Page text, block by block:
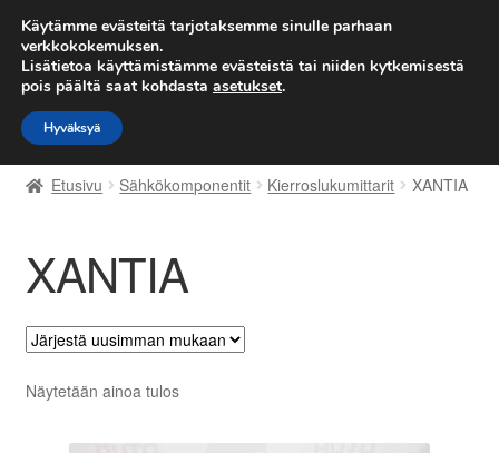
TOIMITUS alkaen 7 EUR
Siirry
navigointiin
Siirry
sisältöön
Etusivu
Kärry
Käyttöehdot
Kuljetus
Maailmanlaajuinen toimitus
Maksut
Etusivu Sähkökomponentit Kierroslukumittarit XANTIA
XANTIA
Näytetään ainoa tulos
Käytämme evästeitä tarjotaksemme sinulle parhaan
verkkokokemuksen.
Lisätietoa käyttämistämme evästeistä tai niiden kytkemisestä
pois päältä saat kohdasta asetukset.
Hyväksyä